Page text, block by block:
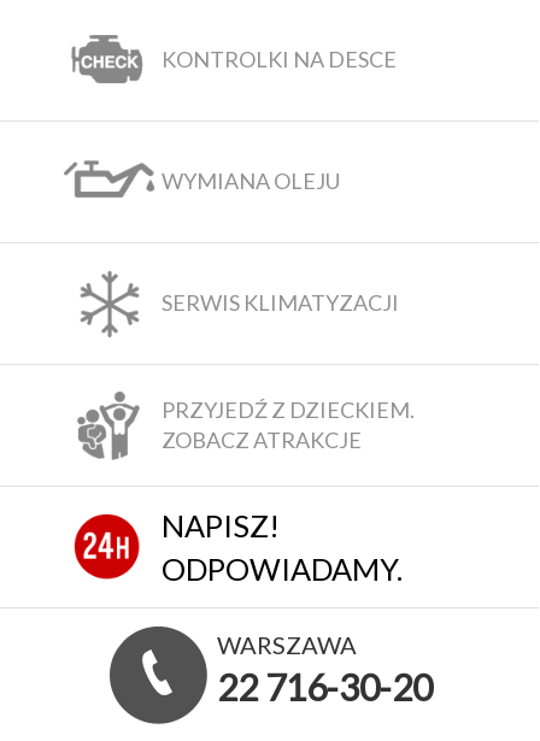
KONTROLKI NA DESCE
WYMIANA OLEJU
SERWIS KLIMATYZACJI
PRZYJEDŹ Z DZIECKIEM.
ZOBACZ ATRAKCJE
NAPISZ!
ODPOWIADAMY.
WARSZAWA
22 716-30-20